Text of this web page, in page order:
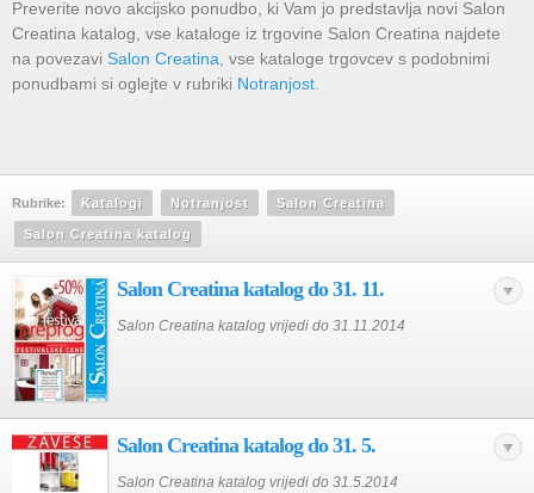
Preverite novo akcijsko ponudbo, ki Vam jo predstavlja novi Salon
Creatina katalog, vse kataloge iz trgovine Salon Creatina najdete
na povezavi Salon Creatina , vse kataloge trgovcev s podobnimi
ponudbami si oglejte v rubriki Notranjost
Rubrike: Katalogi Notranjost Salon Creatina
Salon Creatina katalog
Salon Creatina katalog do 31. 11.
Salon Creatina katalog vrijedi do 31.11.2014
Salon Creatina katalog do 31. 5.
Salon Creatina katalog vrijedi do 31.5.2014